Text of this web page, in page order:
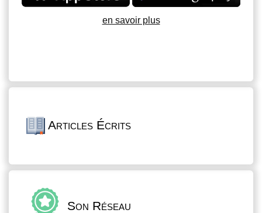
en savoir plus
Articles Écrits
Son Réseau